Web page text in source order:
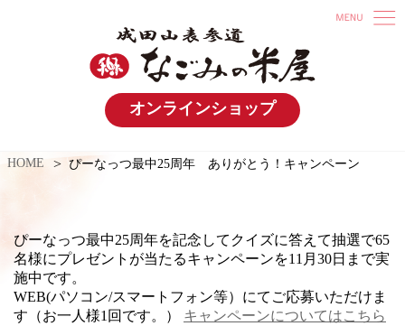
オンラインショップ
HOME ぴーなっつ最中25周年 ありがとう！キャンペーン
ぴーなっつ最中25周年を記念してクイズに答えて抽選で65
名様にプレゼントが当たるキャンペーンを11月30日まで実
施中です。
WEB(パソコン/スマートフォン等）にてご応募いただけま
す（お一人様1回です。） キャンペーンについてはこちら